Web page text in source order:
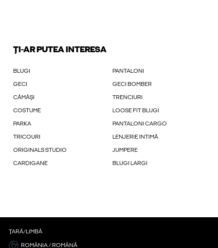
ȚI-AR PUTEA INTERESA
BLUGI PANTALONI
GECI GECI BOMBER
CĂMĂȘI TRENCIURI
COSTUME LOOSE FIT BLUGI
PARKA PANTALONI CARGO
TRICOURI LENJERIE INTIMĂ
ORIGINALS STUDIO JUMPERE
CARDIGANE BLUGI LARGI
ȚARĂ/LIMBĂ
ROMÂNIA / ROMÂNĂ